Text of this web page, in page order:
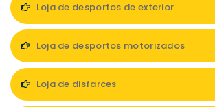
Loja de desportos de exterior
Loja de desportos motorizados
Loja de disfarces